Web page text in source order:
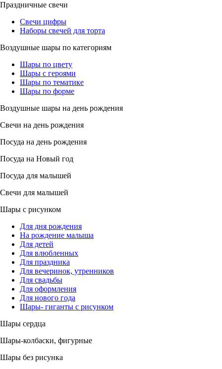
Праздничные свечи
Свечи цифры
Наборы свечей для торта
Воздушные шары по категориям
Шары по цвету
Шары с героями
Шары по тематике
Шары по форме
Воздушные шары на день рождения
Свечи на день рождения
Посуда на день рождения
Посуда на Новый год
Посуда для малышей
Свечи для малышей
Шары с рисунком
Для дня рождения
На рождение малыша
Для детей
Для влюбленных
Для праздника
Для вечеринок, утренников
Для свадьбы
Для оформления
Для нового года
Шары- гиганты с рисунком
Шары сердца
Шары-колбаски, фигурные
Шары без рисунка